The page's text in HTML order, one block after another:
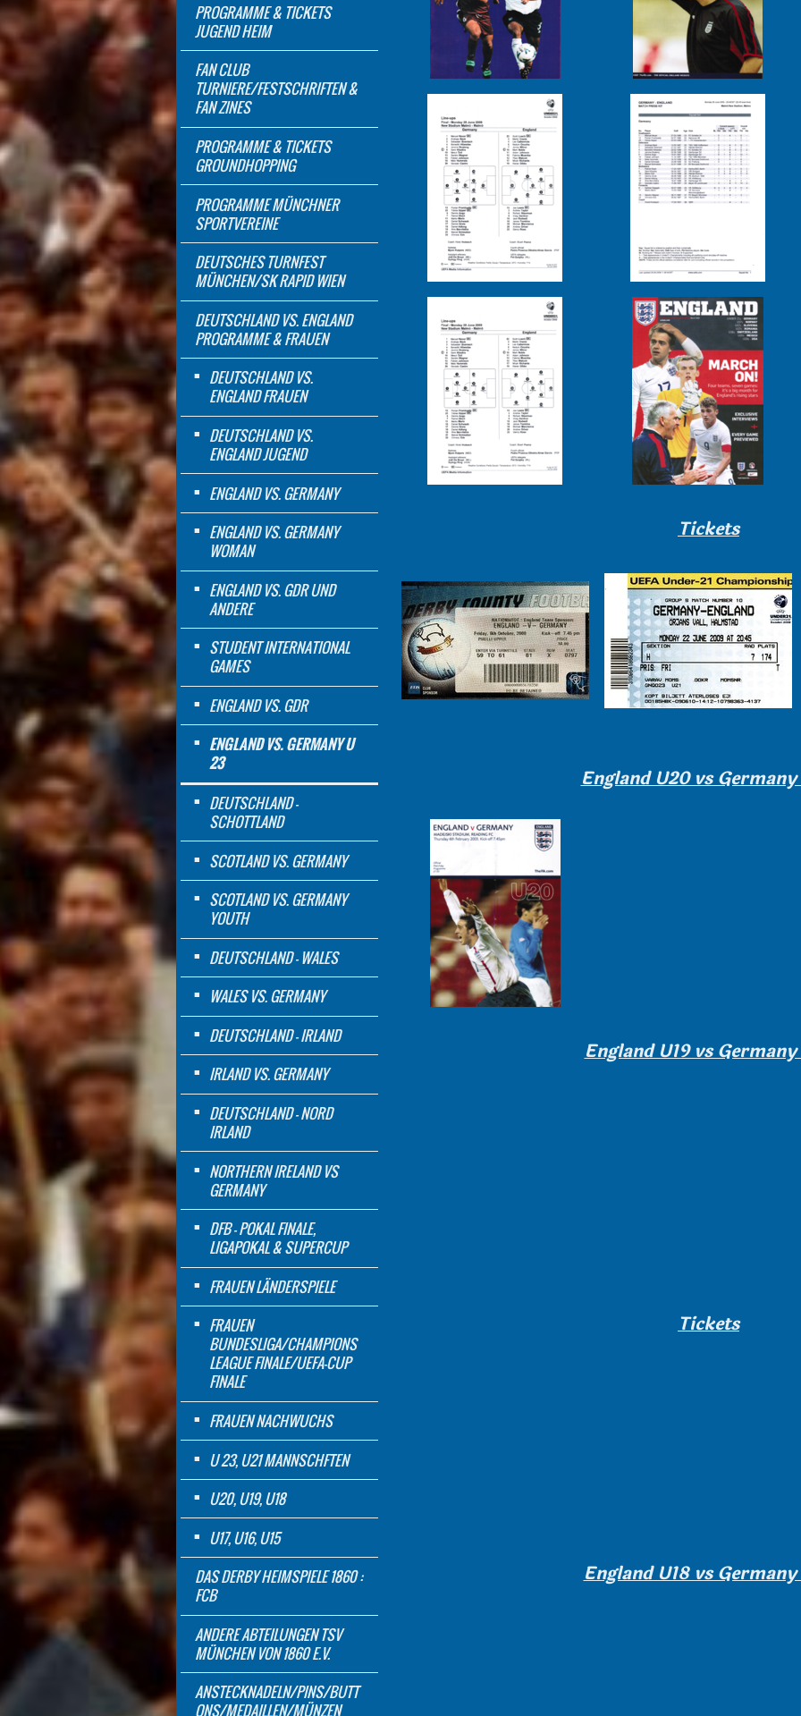
PROGRAMME & TICKETS
JUGEND HEIM
FAN CLUB
TURNIERE/FESTSCHRIFTEN &
FAN ZINES
PROGRAMME & TICKETS
GROUNDHOPPING
PROGRAMME MÜNCHNER
SPORTVEREINE
DEUTSCHES TURNFEST
MÜNCHEN/SK RAPID WIEN
DEUTSCHLAND VS. ENGLAND
PROGRAMME & FRAUEN
DEUTSCHLAND VS.
ENGLAND FRAUEN
DEUTSCHLAND VS.
ENGLAND JUGEND
ENGLAND VS. GERMANY
ENGLAND VS. GERMANY
WOMAN
ENGLAND VS. GDR UND
ANDERE
STUDENT INTERNATIONAL
GAMES
ENGLAND VS. GDR
ENGLAND VS. GERMANY U
23
DEUTSCHLAND -
SCHOTTLAND
SCOTLAND VS. GERMANY
SCOTLAND VS. GERMANY
YOUTH
DEUTSCHLAND - WALES
WALES VS. GERMANY
DEUTSCHLAND - IRLAND
IRLAND VS. GERMANY
DEUTSCHLAND - NORD
IRLAND
NORTHERN IRELAND VS
GERMANY
DFB - POKAL FINALE,
LIGAPOKAL & SUPERCUP
FRAUEN LÄNDERSPIELE
FRAUEN
BUNDESLIGA/CHAMPIONS
LEAGUE FINALE/UEFA-CUP
FINALE
FRAUEN NACHWUCHS
U 23, U21 MANNSCHFTEN
U20, U19, U18
U17, U16, U15
DAS DERBY HEIMSPIELE 1860 :
FCB
ANDERE ABTEILUNGEN TSV
MÜNCHEN VON 1860 E.V.
ANSTECKNADELN/PINS/BUTT
ONS/MEDAILLEN/MÜNZEN
Tickets
England U20 vs
England U19 vs Germany
Tickets
England U18 vs Germany